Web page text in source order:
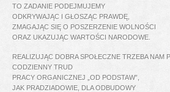
TO ZADANIE PODEJMUJEMY
ODKRYWAJĄC I GŁOSZĄC PRAWDĘ,
ZMAGAJĄC SIĘ O POSZERZENIE WOLNOŚCI
ORAZ UKAZUJĄC WARTOŚCI NARODOWE.
REALIZUJĄC DOBRA SPOŁECZNE TRZEBA NAM
CODZIENNY TRUD
PRACY ORGANICZNEJ „OD PODSTAW”,
JAK PRADZIADOWIE, DLA ODBUDOWY